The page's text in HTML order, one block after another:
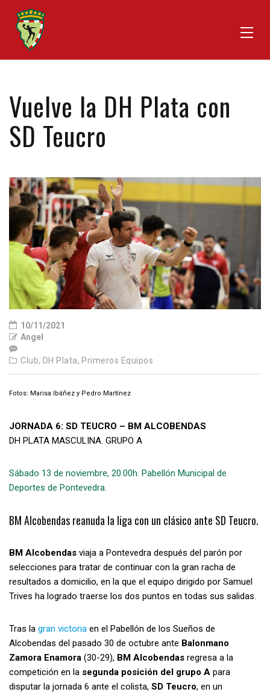
Vuelve la DH Plata con
SD Teucro
10/11/2021
Angel
Club, DH Plata, Primeros Equipos
Fotos: Marisa Ibáñez y Pedro Martínez
JORNADA 6: SD TEUCRO – BM ALCOBENDAS
DH PLATA MASCULINA. GRUPO A
Sábado 13 de noviembre, 20.00h. Pabellón Municipal de
Deportes de Pontevedra.
BM Alcobendas reanuda la liga con un clásico ante SD Teucro.
BM Alcobendas viaja a Pontevedra después del parón por
selecciones para tratar de continuar con la gran racha de
resultados a domicilio, en la que el equipo dirigido por Samuel
Trives ha logrado traerse los dos puntos en todas sus salidas.
Tras la gran victoria en el Pabellón de los Sueños de
Alcobendas del pasado 30 de octubre ante Balonmano
Zamora Enamora (30-29), BM Alcobendas regresa a la
competición en la segunda posición del grupo A para
disputar la jornada 6 ante el colista, SD Teucro, en un